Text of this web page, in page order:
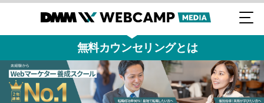
無料カウンセリングとは